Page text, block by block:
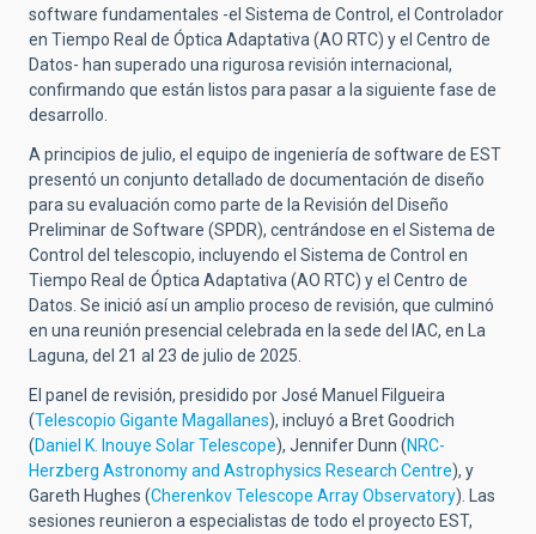
software fundamentales -el Sistema de Control, el Controlador
en Tiempo Real de Óptica Adaptativa (AO RTC) y el Centro de
Datos- han superado una rigurosa revisión internacional,
confirmando que están listos para pasar a la siguiente fase de
desarrollo.
A principios de julio, el equipo de ingeniería de software de EST
presentó un conjunto detallado de documentación de diseño
para su evaluación como parte de la Revisión del Diseño
Preliminar de Software (SPDR), centrándose en el Sistema de
Control del telescopio, incluyendo el Sistema de Control en
Tiempo Real de Óptica Adaptativa (AO RTC) y el Centro de
Datos. Se inició así un amplio proceso de revisión, que culminó
en una reunión presencial celebrada en la sede del IAC, en La
Laguna, del 21 al 23 de julio de 2025.
El panel de revisión, presidido por José Manuel Filgueira
(Telescopio Gigante Magallanes), incluyó a Bret Goodrich
(Daniel K. Inouye Solar Telescope), Jennifer Dunn (NRC-
Herzberg Astronomy and Astrophysics Research Centre), y
Gareth Hughes (Cherenkov Telescope Array Observatory). Las
sesiones reunieron a especialistas de todo el proyecto EST,